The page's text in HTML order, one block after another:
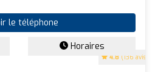
4.8 (136 avis)
le téléphone
Horaires